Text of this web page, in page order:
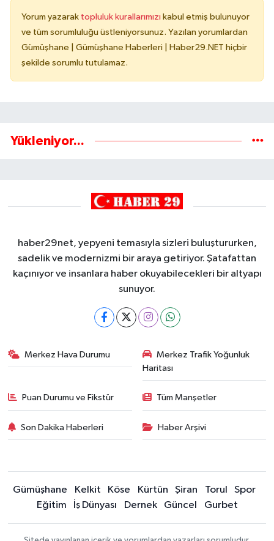
Yorum yazarak topluluk kurallarımızı kabul etmiş bulunuyor
ve tüm sorumluluğu üstleniyorsunuz. Yazılan yorumlardan
Gümüşhane | Gümüşhane Haberleri | Haber29.NET hiçbir
şekilde sorumlu tutulamaz.
Yükleniyor...
haber29net, yepyeni temasıyla sizleri buluştururken,
sadelik ve modernizmi bir araya getiriyor. Şatafattan
kaçınıyor ve insanlara haber okuyabilecekleri bir altyapı
sunuyor.
Merkez Hava Durumu
Merkez Trafik Yoğunluk
Haritası
Puan Durumu ve Fikstür Tüm Manşetler
Son Dakika Haberleri Haber Arşivi
Gümüşhane Kelkit Köse Kürtün Şiran Torul
Spor
Eğitim
İş Dünyası Dernek Güncel Gurbet